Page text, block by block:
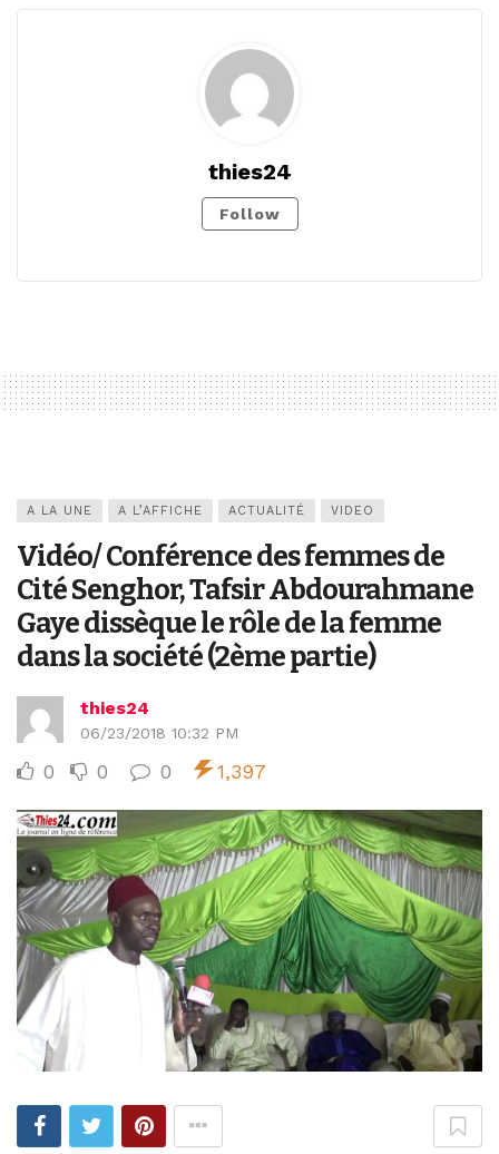
thies24
Follow
A LA UNE A L’AFFICHE ACTUALITÉ VIDEO
Vidéo/ Conférence des femmes de
Cité Senghor, Tafsir Abdourahmane
Gaye dissèque le rôle de la femme
dans la société (2ème partie)
thies24
06/23/2018 10:32 PM
0 0 0 1,397